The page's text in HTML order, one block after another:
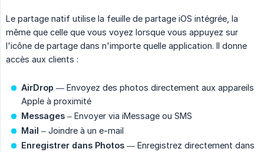
Le partage natif utilise la feuille de partage iOS intégrée, la
même que celle que vous voyez lorsque vous appuyez sur
l'icône de partage dans n'importe quelle application. Il donne
accès aux clients :
AirDrop — Envoyez des photos directement aux appareils
Apple à proximité
Messages – Envoyer via iMessage ou SMS
Mail – Joindre à un e-mail
Enregistrer dans Photos — Enregistrez directement dans